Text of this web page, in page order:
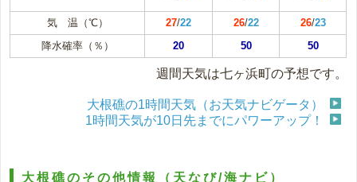
気 温（℃） 27/22 26/22 26/23
降水確率（％）
20 50 50
週間天気は七ヶ浜町の予想です。
大根礁の1時間天気（お天気ナビゲータ）
1時間天気が10日先までにパワーアップ！
大根礁のその他情報（天なび/海ナビ）